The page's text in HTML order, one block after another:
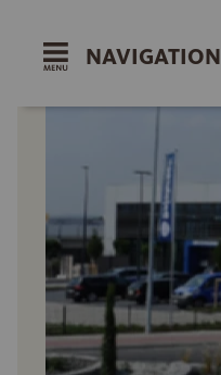
NAVIGATION